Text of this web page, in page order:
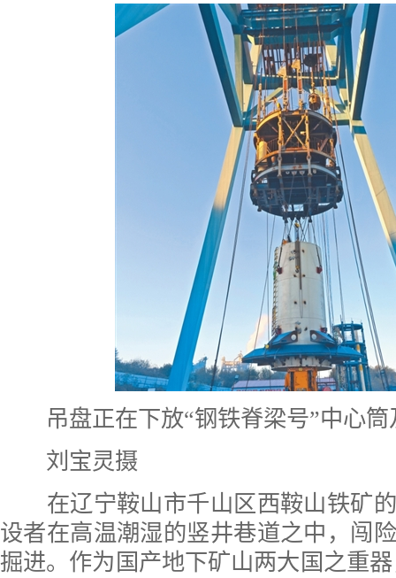
吊盘正在下放“钢铁脊梁号”中心筒
刘宝灵摄
在辽宁鞍山市千山区西鞍山铁矿的
设者在高温潮湿的竖井巷道之中，闯
掘进。作为国产地下矿山两大国之重